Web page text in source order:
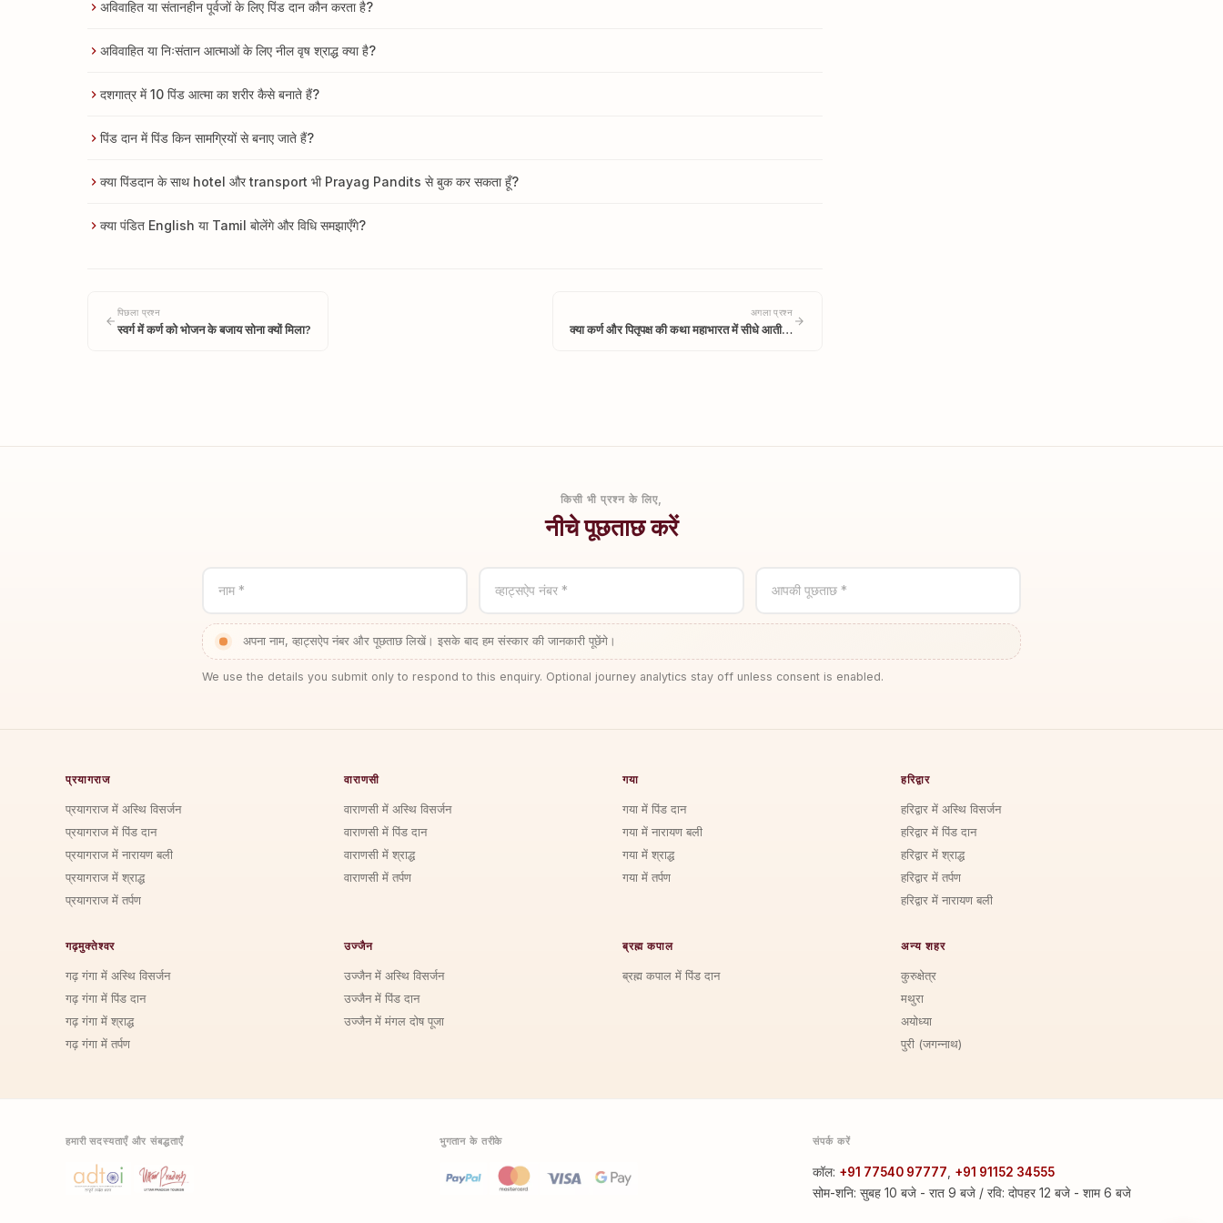
अविवाहित या संतानहीन पूर्वजों के लिए पिंड दान कौन करता है?
अविवाहित या निःसंतान आत्माओं के लिए नील वृष श्राद्ध क्या है?
दशगात्र में 10 पिंड आत्मा का शरीर कैसे बनाते हैं?
पिंड दान में पिंड किन सामग्रियों से बनाए जाते हैं?
क्या पिंडदान के साथ hotel और transport भी Prayag Pandits से बुक कर सकता हूँ?
क्या पंडित English या Tamil बोलेंगे और विधि समझाएँगे?
पिछला प्रश्न
स्वर्ग में कर्ण को भोजन के बजाय सोना क्यों मिला?
अगला प्रश्न
क्या कर्ण और पितृपक्ष की कथा महाभारत में सीधे आती…
किसी भी प्रश्न के लिए,
नीचे पूछताछ करें
नाम * व्हाट्सऐप नंबर * आपकी पूछताछ *
अपना नाम, व्हाट्सऐप नंबर और पूछताछ लिखें। इसके बाद हम संस्कार की जानकारी पूछेंगे।
We use the details you submit only to respond to this enquiry. Optional journey analytics stay off unless consent is enabled.
प्रयागराज
प्रयागराज में अस्थि विसर्जन
प्रयागराज में पिंड दान
प्रयागराज में नारायण बली
प्रयागराज में श्राद्ध
प्रयागराज में तर्पण
वाराणसी
वाराणसी में अस्थि विसर्जन
वाराणसी में पिंड दान
वाराणसी में श्राद्ध
वाराणसी में तर्पण
गया
गया में पिंड दान
गया में नारायण बली
गया में श्राद्ध
गया में तर्पण
हरिद्वार
हरिद्वार में अस्थि विसर्जन
हरिद्वार में पिंड दान
हरिद्वार में श्राद्ध
हरिद्वार में तर्पण
हरिद्वार में नारायण बली
गढ़मुक्तेश्वर
गढ़ गंगा में अस्थि विसर्जन
गढ़ गंगा में पिंड दान
गढ़ गंगा में श्राद्ध
गढ़ गंगा में तर्पण
उज्जैन
उज्जैन में अस्थि विसर्जन
उज्जैन में पिंड दान
उज्जैन में मंगल दोष पूजा
ब्रह्म कपाल
ब्रह्म कपाल में पिंड दान
अन्य शहर
कुरुक्षेत्र
मथुरा
अयोध्या
पुरी (जगन्नाथ)
हमारी सदस्यताएँ और संबद्धताएँ भुगतान के तरीके संपर्क करें
कॉल: +91 77540 97777
+91 91152 34555
सोम-शनि: सुबह 10 बजे - रात 9 बजे / रवि: दोपहर 12 बजे - शाम 6 बजे